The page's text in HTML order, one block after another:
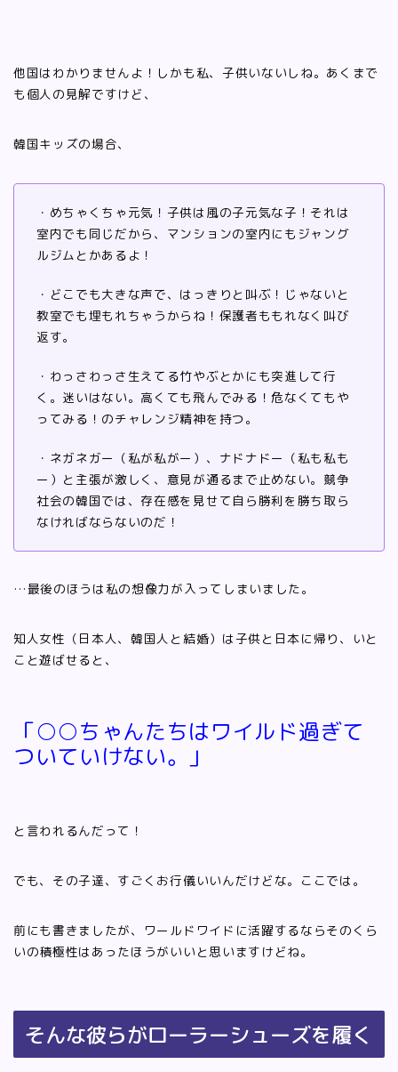
他国はわかりませんよ！しかも私、子供いないしね。あくまで
も個人の見解ですけど、
韓国キッズの場合、
・めちゃくちゃ元気！子供は風の子元気な子！それは
室内でも同じだから、マンションの室内にもジャング
ルジムとかあるよ！
・どこでも大きな声で、はっきりと叫ぶ！じゃないと
教室でも埋もれちゃうからね！保護者ももれなく叫び
返す。
・わっさわっさ生えてる竹やぶとかにも突進して行
く。迷いはない。高くても飛んでみる！危なくてもや
ってみる！のチャレンジ精神を持つ。
・ネガネガー（私が私がー）、ナドナドー（私も私も
ー）と主張が激しく、意見が通るまで止めない。競争
社会の韓国では、存在感を見せて自ら勝利を勝ち取ら
なければならないのだ！
…最後のほうは私の想像力が入ってしまいました。
知人女性（日本人、韓国人と結婚）は子供と日本に帰り、いと
こと遊ばせると、
「○○ちゃんたちはワイルド過ぎて
ついていけない。」
と言われるんだって！
でも、その子達、すごくお行儀いいんだけどな。ここでは。
前にも書きましたが、ワールドワイドに活躍するならそのくら
いの積極性はあったほうがいいと思いますけどね。
そんな彼らがローラーシューズを履く